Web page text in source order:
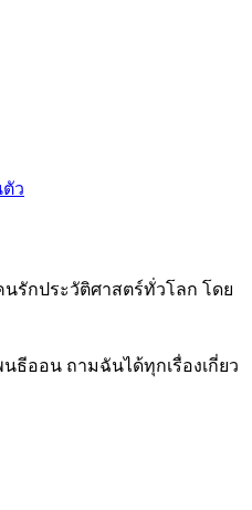
ว
รักประวัติศาสตร์ทั่วโลก โดย
ออน ถามฉันได้ทุกเรื่องเกี่ยว